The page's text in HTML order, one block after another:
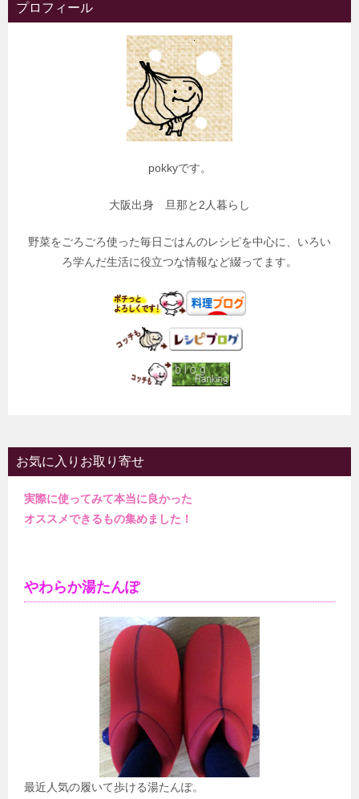
プロフィール
pokkyです。
大阪出身 旦那と2人暮らし
野菜をごろごろ使った毎日ごはんのレシピを中心に、いろい
ろ学んだ生活に役立つな情報など綴ってます。
お気に入りお取り寄せ
実際に使ってみて本当に良かった
オススメできるもの集めました！
やわらか湯たんぽ
最近人気の履いて歩ける湯たんぽ。